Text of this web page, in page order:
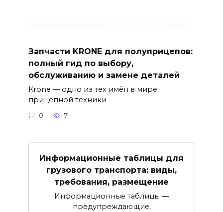
Запчасти KRONE для полуприцепов:
полный гид по выбору,
обслуживанию и замене деталей
Krone — одно из тех имён в мире
прицепной техники
0 7
Информационные таблицы для
грузового транспорта: виды,
требования, размещение
Информационные таблицы —
предупреждающие,